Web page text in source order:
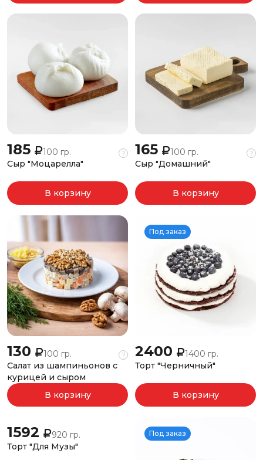
185 100 гр. ?
Сыр "Моцарелла"
В корзину
165 100 гр. ?
Сыр "Домашний"
В корзину
130 100 гр. ?
Салат из шампиньонов с
курицей и сыром
В корзину
Под заказ
2400
1400 гр.
Торт "Черничный"
В корзину
Под заказ
1592
920 гр.
Торт "Для Музы"
Под заказ